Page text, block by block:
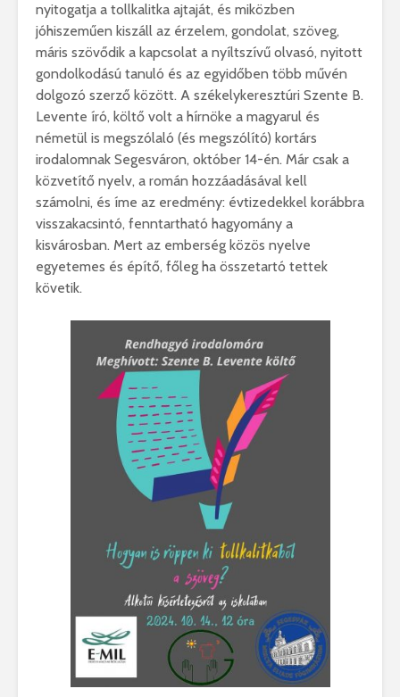
nyitogatja a tollkalitka ajtaját, és miközben
jóhiszeműen kiszáll az érzelem, gondolat, szöveg,
máris szövődik a kapcsolat a nyíltszívű olvasó, nyitott
gondolkodású tanuló és az egyidőben több művén
dolgozó szerző között. A székelykeresztúri Szente B.
Levente író, költő volt a hírnöke a magyarul és
németül is megszólaló (és megszólító) kortárs
irodalomnak Segesváron, október 14-én. Már csak a
közvetítő nyelv, a román hozzáadásával kell
számolni, és íme az eredmény: évtizedekkel korábbra
visszakacsintó, fenntartható hagyomány a
kisvárosban. Mert az emberség közös nyelve
egyetemes és építő, főleg ha összetartó tettek
követik.